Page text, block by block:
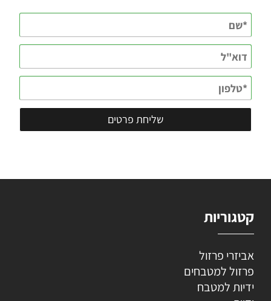
קטגוריות
אביזרי פרזול
פרזול למטבחים
ידיות למטבח